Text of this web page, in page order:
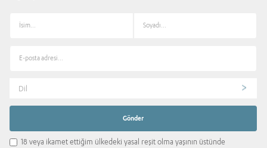
Dil
18 veya ikamet ettiğim ülkedeki yasal reşit olma yaşının üstünde